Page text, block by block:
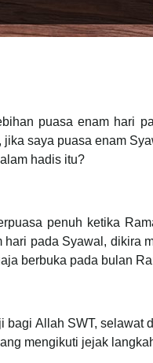
puasa enam hari
saya puasa enam
hadis itu?
penuh ketika
hari pada Syawal, dikira
berbuka pada bulan
bagi Allah SWT, selawat
mengikuti jejak